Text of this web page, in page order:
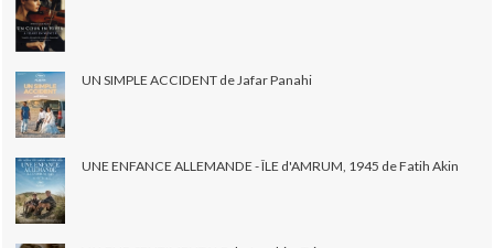
UN SIMPLE ACCIDENT de Jafar Panahi
UNE ENFANCE ALLEMANDE - ÎLE d'AMRUM, 1945 de Fatih Akin